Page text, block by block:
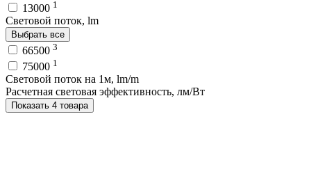
13000 1
Световой поток, lm
Выбрать все
66500 3
75000 1
Световой поток на 1м, lm/m
Расчетная световая эффективность, лм/Вт
Показать 4 товара